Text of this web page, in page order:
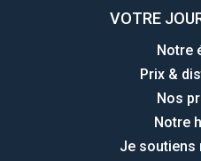
VOTRE
Notre
Prix &
Nos
Notre
Je soutiens